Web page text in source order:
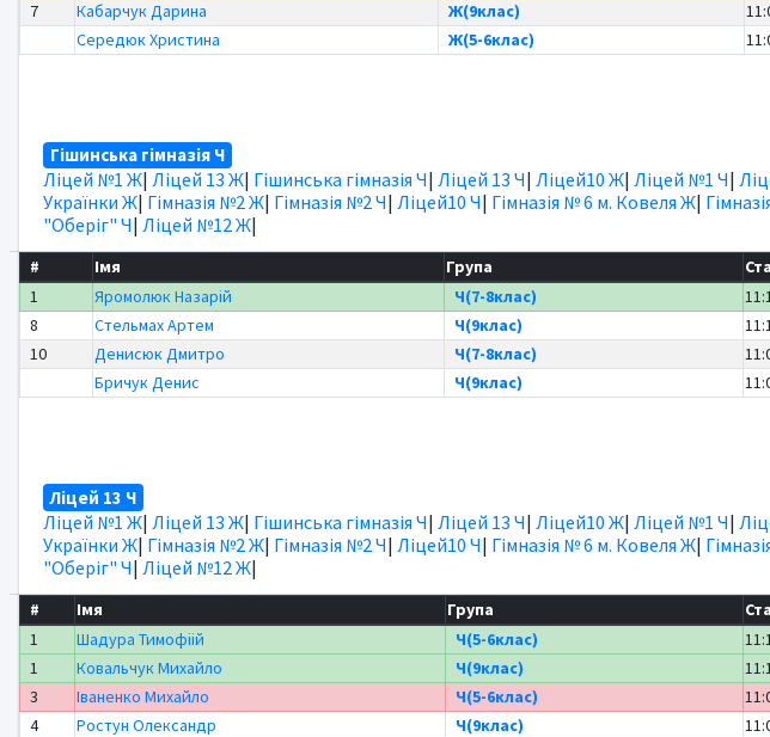
7
Кабарчук Дарина Ж(9клас)
Середюк Христина
Ж(5-6клас)
Гішинська гімназія Ч
Ліцей №1 Ж| Ліцей 13 Ж| Гішинська гімназія Ч| Ліцей 13 Ч| Ліцей10 Ж| Ліцей №1 Ч|
Українки Ж| Гімназія №2 Ж| Гімназія №2 Ч| Ліцей10 Ч| Гімназія № 6 м. Ковеля Ж|
"Оберіг" Ч| Ліцей №12 Ж|
# Імя Група
1
Яромолюк Назарій Ч(7-8клас)
8
Стельмах Артем Ч(9клас)
10
Денисюк Дмитро Ч(7-8клас)
Бричук Денис
Ч(9клас)
Ліцей 13 Ч
Ліцей №1 Ж| Ліцей 13 Ж| Гішинська гімназія Ч| Ліцей 13 Ч| Ліцей10 Ж| Ліцей №1 Ч|
Українки Ж| Гімназія №2 Ж| Гімназія №2 Ч| Ліцей10 Ч| Гімназія № 6 м. Ковеля Ж|
"Оберіг" Ч| Ліцей №12 Ж|
# Імя Група
1
Шадура Тимофіій Ч(5-6клас)
1
Ковальчук Михайло Ч(9клас)
3
Іваненко Михайло Ч(5-6клас)
4
Ростун Олександр Ч(9клас)